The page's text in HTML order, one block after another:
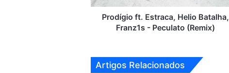
(Remix)
Prodígio ft. Estraca, Helio Batalha,
Franz1s - Peculato (Remix)
Artigos Relacionados